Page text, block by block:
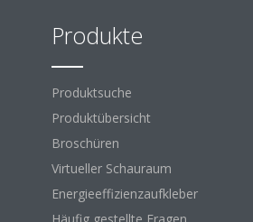
Produkte
Produktsuche
Produktübersicht
Broschüren
Virtueller Schauraum
Energieeffizienzaufkleber